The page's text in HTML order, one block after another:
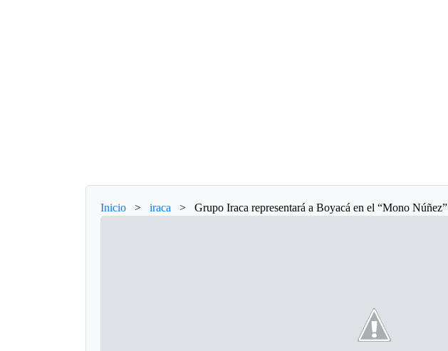
Inicio > iraca > Grupo Iraca representará a Boyacá en el “Mono Núñez”